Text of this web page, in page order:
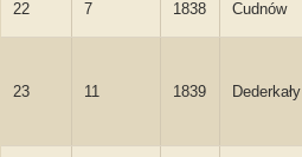
22 7 1838 Cudnów
23 11 1839 Dederkały